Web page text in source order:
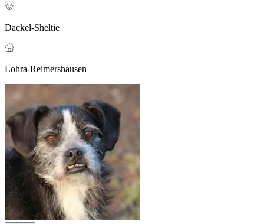
Dackel-Sheltie
Lohra-Reimershausen